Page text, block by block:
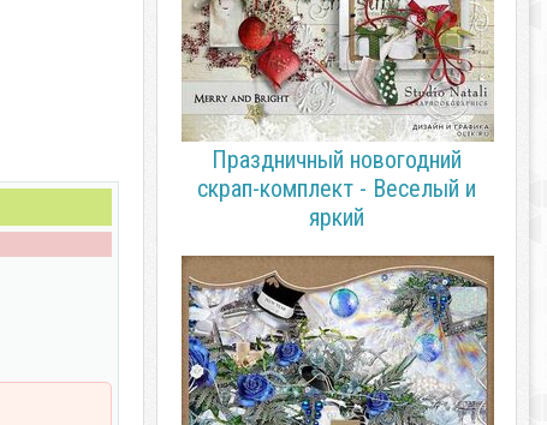
Праздничный новогодний
скрап-комплект - Веселый и
яркий